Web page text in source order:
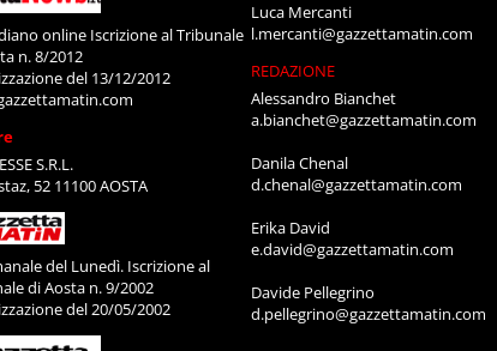
online Iscrizione al Tribunale
n. 8/2012
del 13/12/2012
S.R.L.
52 11100 AOSTA
del Lunedì. Iscrizione al
di Aosta n. 9/2002
del 20/05/2002
Luca Mercanti
l.mercanti@gazzettamatin.com
REDAZIONE
Alessandro Bianchet
a.bianchet@gazzettamatin.com
Danila Chenal
d.chenal@gazzettamatin.com
Erika David
e.david@gazzettamatin.com
Davide Pellegrino
d.pellegrino@gazzettamatin.com